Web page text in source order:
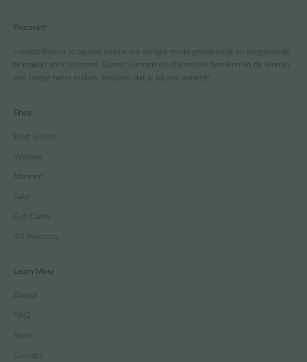
Bedankt!
Honest Basics is op een missie om eerlijke mode gemakkelijk en toegankelijk
te maken voor iedereen. Samen kunnen we die missie bereiken en de wereld
een beetje beter maken. Bedankt dat je bij ons winkelt!
Shop
Best Sellers
Women
Mannen
Sale
Gift Cards
All Products
Learn More
About
FAQ
Store
Contact